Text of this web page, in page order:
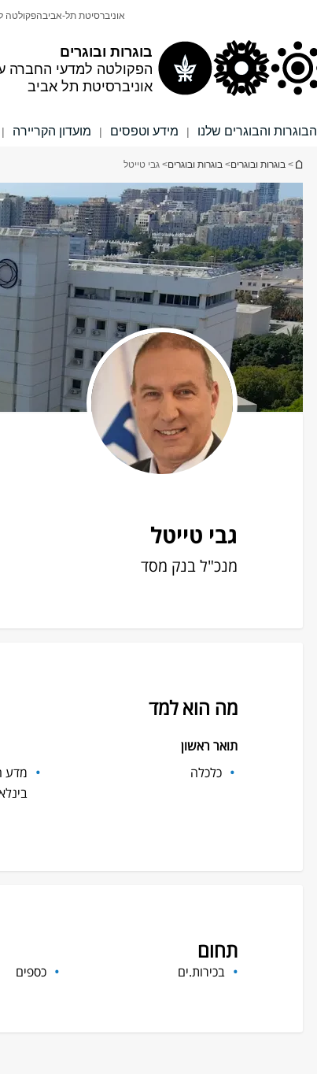
בוגרות ובוגרים
הפקולטה למדעי החברה
אוניברסיטת תל אביב
אוניברסיטת תל-אביבהפקולטה
הבוגרות והבוגרים שלנו | מידע וטפסים | מועדון הקריירה |
הינך נמצא כאן
> בוגרות ובוגרים> בוגרות ובוגרים> גבי טייטל
גבי טייטל
מנכ"ל בנק מסד
מה הוא למד
תואר ראשון
כלכלה
מדע
תחום
בכירות.ים כספים